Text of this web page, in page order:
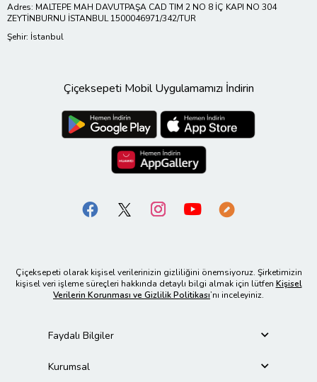
Adres: MALTEPE MAH DAVUTPAŞA CAD TIM 2 NO 8 İÇ KAPI NO 304
ZEYTİNBURNU İSTANBUL 1500046971/342/TUR
Şehir: İstanbul
Çiçeksepeti Mobil Uygulamamızı İndirin
Çiçeksepeti olarak kişisel verilerinizin gizliliğini önemsiyoruz. Şirketimizin
kişisel veri işleme süreçleri hakkında detaylı bilgi almak için lütfen Kişisel
Verilerin Korunması ve Gizlilik Politikası’nı inceleyiniz.
Faydalı Bilgiler
Kurumsal